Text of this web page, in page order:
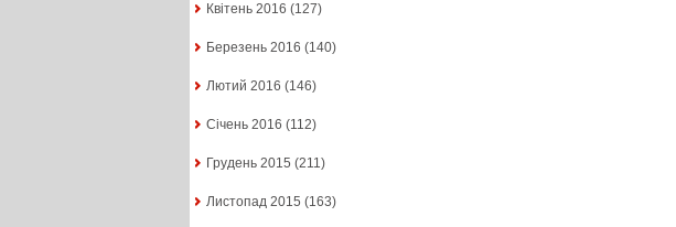
Квітень 2016 (127)
Березень 2016 (140)
Лютий 2016 (146)
Січень 2016 (112)
Грудень 2015 (211)
Листопад 2015 (163)